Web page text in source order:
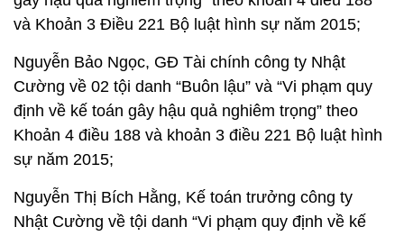
và Khoản 3 Điều 221 Bộ luật hình sự năm 2015;
Nguyễn Bảo Ngọc, GĐ Tài chính công ty Nhật
Cường về 02 tội danh “Buôn lậu” và “Vi phạm quy
định về kế toán gây hậu quả nghiêm trọng” theo
Khoản 4 điều 188 và khoản 3 điều 221 Bộ luật hình
sự năm 2015;
Nguyễn Thị Bích Hằng, Kế toán trưởng công ty
Nhật Cường về tội danh “Vi phạm quy định về kế